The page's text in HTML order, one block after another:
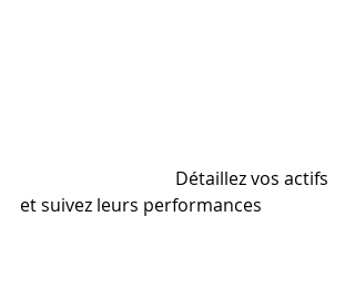
et suivez leurs performances